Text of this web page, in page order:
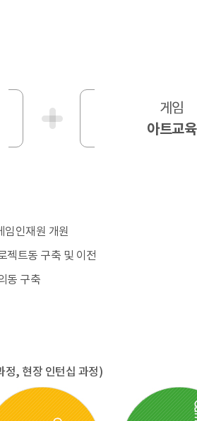
게임
아트교육
임인재원 개원
젝트동 구축 및 이전
동 구축
정, 현장 인턴십 과정)